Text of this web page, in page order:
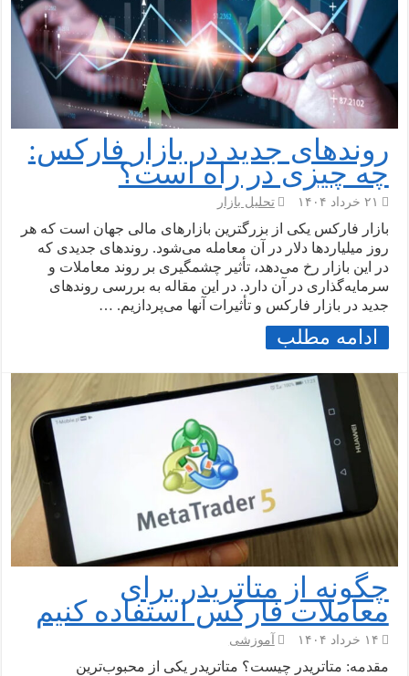
روندهای جدید در بازار فارکس:
چه چیزی در راه است؟
۲۱ خرداد ۱۴۰۴ تحلیل بازار
بازار فارکس یکی از بزرگترین بازارهای مالی جهان است که هر
روز میلیاردها دلار در آن معامله می‌شود. روندهای جدیدی که
در این بازار رخ می‌دهد، تأثیر چشمگیری بر روند معاملات و
سرمایه‌گذاری در آن دارد. در این مقاله به بررسی روندهای
جدید در بازار فارکس و تأثیرات آنها می‌پردازیم. …
ادامه مطلب
چگونه از متاتریدر برای
معاملات فارکس استفاده کنیم
۱۴ خرداد ۱۴۰۴ آموزشی
مقدمه: متاتریدر چیست؟ متاتریدر یکی از محبوب‌ترین